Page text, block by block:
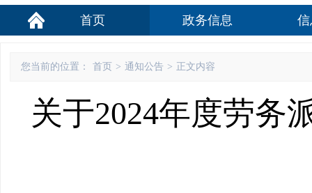
首页 政务信息
您当前的位置： 首页 > 通知公告 > 正文内容
关于2024年度劳务